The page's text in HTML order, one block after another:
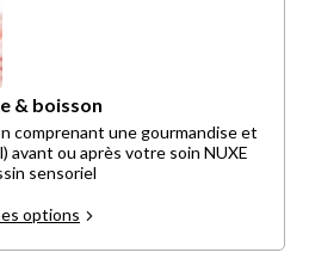
& boisson
comprenant une gourmandise et
avant ou après votre soin NUXE
sensoriel
options